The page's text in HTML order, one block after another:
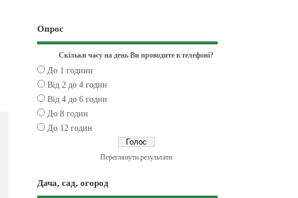
Опрос
Скільки часу на день Ви проводите в телефоні?
До 1 години
Від 2 до 4 годин
Від 4 до 6 годин
До 8 годин
До 12 годин
Переглянути результати
Дача, сад, огород